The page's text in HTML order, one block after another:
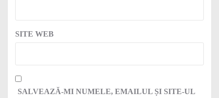
SITE WEB
SALVEAZĂ-MI NUMELE, EMAILUL ȘI SITE-UL